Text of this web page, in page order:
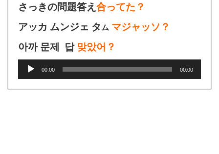
さっきの問題答え 合ってた？
アッカ ムンジェ タム マジャッソ？
아까 문제 답 맞았어？
声
00:00 00:00